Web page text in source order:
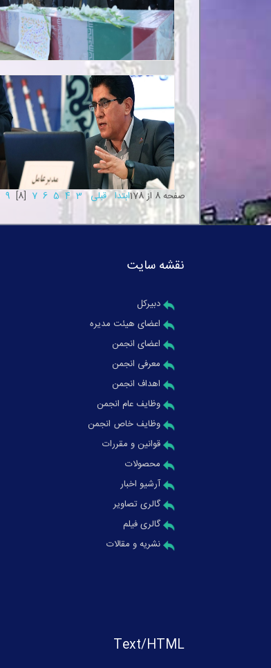
صفحه 8 از 178 ابتدا قبلی 3
4
5
6
7
[8]
9
نقشه سایت
دبیرکل
اعضای هیئت مدیره
اعضای انجمن
معرفی انجمن
اهداف انجمن
وظایف عام انجمن
وظایف خاص انجمن
قوانین و مقررات
محصولات
آرشیو اخبار
گالری تصاویر
گالری فیلم
نشریه و مقالات
Text/HTML